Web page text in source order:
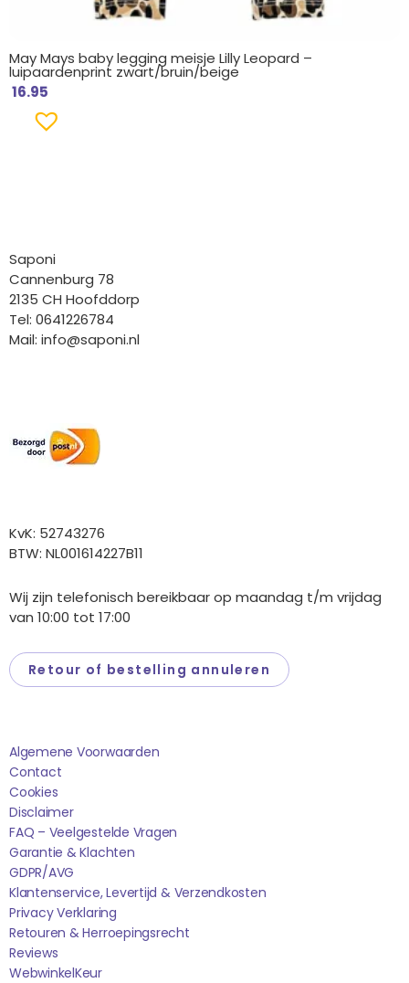
May Mays baby legging meisje Lilly Leopard –
luipaardenprint zwart/bruin/beige
16.95
Saponi
Cannenburg 78
2135 CH Hoofddorp
Tel: 0641226784
Mail: info@saponi.nl
KvK: 52743276
BTW: NL001614227B11
Wij zijn telefonisch bereikbaar op maandag t/m vrijdag
van 10:00 tot 17:00
Retour of bestelling annuleren
Algemene Voorwaarden
Contact
Cookies
Disclaimer
FAQ – Veelgestelde Vragen
Garantie & Klachten
GDPR/AVG
Klantenservice, Levertijd & Verzendkosten
Privacy Verklaring
Retouren & Herroepingsrecht
Reviews
WebwinkelKEur